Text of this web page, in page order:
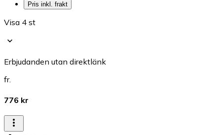
Pris inkl. frakt
Visa 4 st
Erbjudanden utan direktlänk
fr.
776 kr